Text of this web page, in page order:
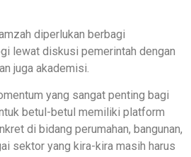
diperlukan berbagi
lewat diskusi pemerintah dengan
juga akademisi.
yang sangat penting bagi
betul-betul memiliki platform
di bidang perumahan, bangunan,
sektor yang kira-kira masih harus